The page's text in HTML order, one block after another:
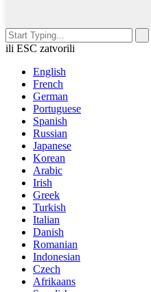
ili ESC zatvorili
English
French
German
Portuguese
Spanish
Russian
Japanese
Korean
Arabic
Irish
Greek
Turkish
Italian
Danish
Romanian
Indonesian
Czech
Afrikaans